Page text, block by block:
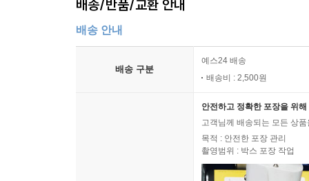
배송/반품/교환 안내
배송 안내
배송 구분
예스24 배송
배송비 : 2,500원
안전하고 정확한 포장을 위
고객님께 배송되는 모든 상
목적 : 안전한 포장 관리
촬영범위 : 박스 포장 작업